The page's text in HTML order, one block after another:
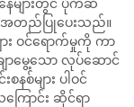
ျားတွင် ပိုက်ဆံ
အတည်ပြုပေးသည်။
း ဝင်ရောက်မှုကို ကာ
မွေ့သော လုပ်ဆောင်
စ်များ ပါဝင်
ောင်း ဆိုင်ရာ